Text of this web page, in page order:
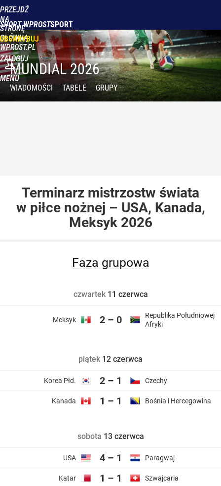
PRZEJDŹ
NA
STRONĘ
GŁÓWNĄ
WPROST.PL
SPORT WPROST
ZALOGUJ
MENU
MUNDIAL 2026
WIADOMOŚCI TABELE GRUPY
Terminarz mistrzostw świata
w piłce nożnej – USA, Kanada,
Meksyk 2026
Faza grupowa
czwartek11 czerwca
Meksyk 2 – 0
Republika Południowej
Afryki
piątek 12 czerwca
Korea 2 – 1 Czechy
Kanada 1 – 1 Bośnia i Hercegowina
sobota 13 czerwca
USA 4 – 1 Paragwaj
Katar 1 – 1 Szwajcaria